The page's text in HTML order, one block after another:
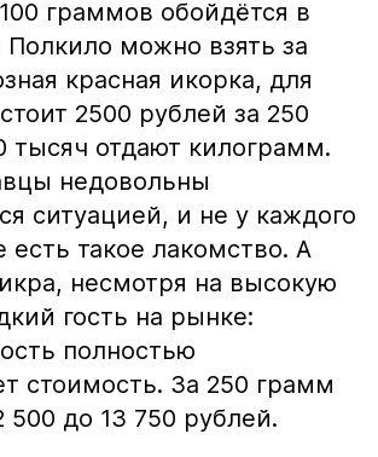
граммов обойдётся в
Полкило можно взять за
красная икорка, для
2500 рублей за 250
тысяч отдают килограмм.
недовольны
ситуацией, и не у каждого
есть такое лакомство. А
несмотря на высокую
гость на рынке:
полностью
стоимость. За 250 грамм
500 до 13 750 рублей.